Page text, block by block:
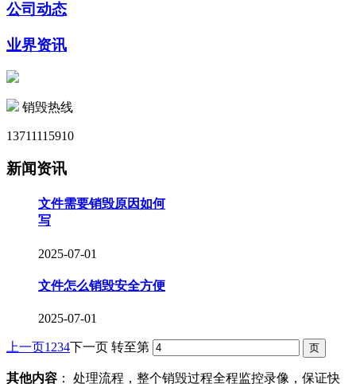
公司动态
业界资讯
销毁热线
13711115910
新闻资讯
文件需要销毁原因如何
写
2025-07-01
文件怎么销毁安全方便
2025-07-01
上一页1 234下一页 转至第
其他内容 ： 处理流程，整个销毁过程全程监控录像，保证快